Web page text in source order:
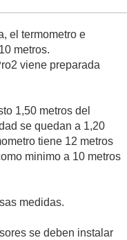
el termometro e
metros.
viene preparada
1,50 metros del
se quedan a 1,20
tiene 12 metros
minimo a 10 metros
medidas.
se deben instalar